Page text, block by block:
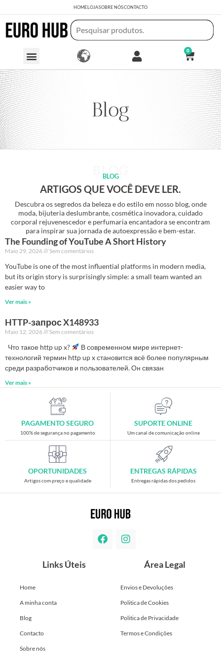
HOMELOJASOBRE NÓSCONTACTO
0
Blog
BLOG
ARTIGOS QUE VOCÊ DEVE LER.
Descubra os segredos da beleza e do estilo em nosso blog, onde
moda, bijuteria deslumbrante, cosmética inovadora, cuidado
corporal rejuvenescedor e perfumaria encantadora se encontram
para inspirar sua jornada de autoexpressão e bem-estar.
The Founding of YouTube A Short History
Maio 29, 2026 Sem comentários
YouTube is one of the most influential platforms in modern media,
but its origin story is surprisingly simple: a small team wanted an
easier way to
Ver mais »
HTTP-запрос X148933
Maio 12, 2026 Sem comentários
Что такое http up x?
В современном мире интернет-
технологий термин http up x становится всё более популярным
среди разработчиков и пользователей. Он связан
Ver mais »
PAGAMENTO SEGURO
100% de segurança no pagamento
SUPORTE ONLINE
Um canal de comunicação online
OPORTUNIDADES
Artigos com preço e qualidade
ENTREGAS RÁPIDAS
Entregas rápidas dos pedidos
Links Úteis
Home
A minha conta
Blog
Contacto
Sobre nós
Área Legal
Envios e Devoluções
Politica de Cookies
Politica de Privacidade
Termos e Condições